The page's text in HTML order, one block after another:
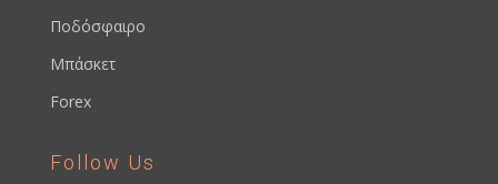
Ποδόσφαιρο
Μπάσκετ
Forex
Follow Us